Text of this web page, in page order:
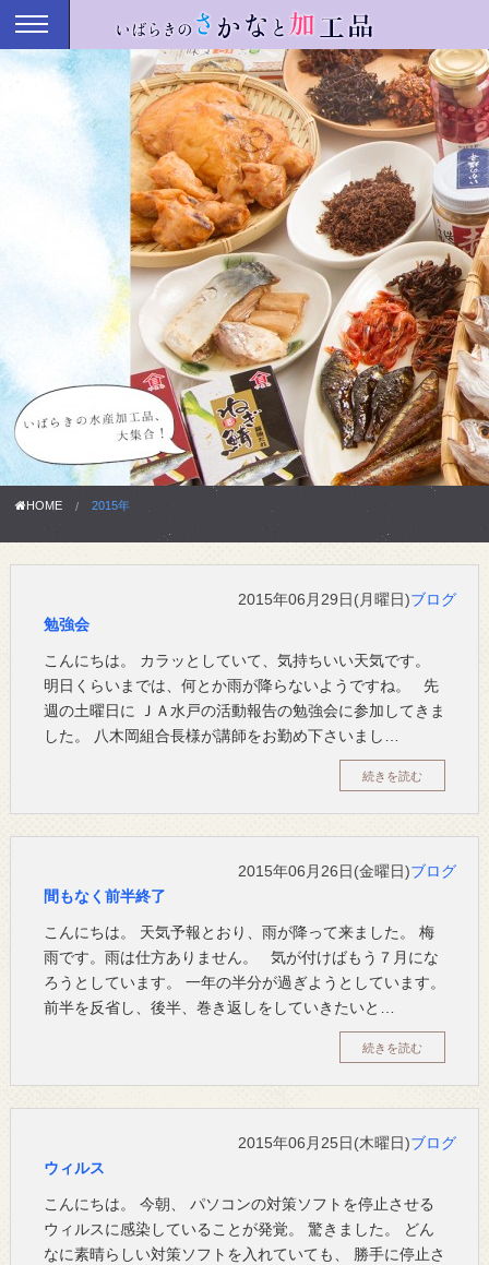
HOME 2015年
2015年06月29日(月曜日)ブログ
勉強会
こんにちは。 カラッとしていて、気持ちいい天気です。
明日くらいまでは、何とか雨が降らないようですね。 先
週の土曜日に ＪＡ水戸の活動報告の勉強会に参加してきま
した。 八木岡組合長様が講師をお勤め下さいまし…
続きを読む
2015年06月26日(金曜日)ブログ
間もなく前半終了
こんにちは。 天気予報とおり、雨が降って来ました。 梅
雨です。雨は仕方ありません。 気が付けばもう７月にな
ろうとしています。 一年の半分が過ぎようとしています。
前半を反省し、後半、巻き返しをしていきたいと…
続きを読む
2015年06月25日(木曜日)ブログ
ウィルス
こんにちは。 今朝、 パソコンの対策ソフトを停止させる
ウィルスに感染していることが発覚。 驚きました。 どん
なに素晴らしい対策ソフトを入れていても、 勝手に停止さ